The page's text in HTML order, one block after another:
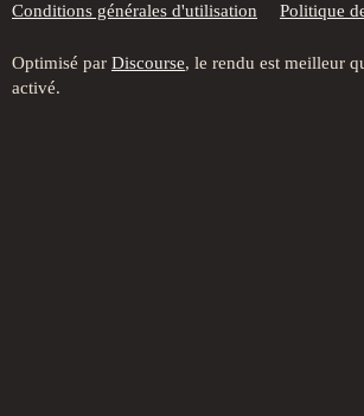
Conditions générales d'utilisation Politique
Optimisé par Discourse, le rendu est meilleur
activé.